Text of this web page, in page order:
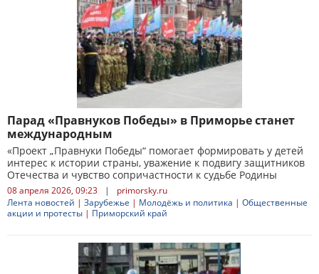
Парад «Правнуков Победы» в Приморье станет
международным
«Проект „Правнуки Победы“ помогает формировать у детей
интерес к истории страны, уважение к подвигу защитников
Отечества и чувство сопричастности к судьбе Родины
08 апреля 2026, 09:23 |
primorsky.ru
Лента новостей | Зарубежье | Молодёжь и политика | Общественные
акции и протесты | Приморский край